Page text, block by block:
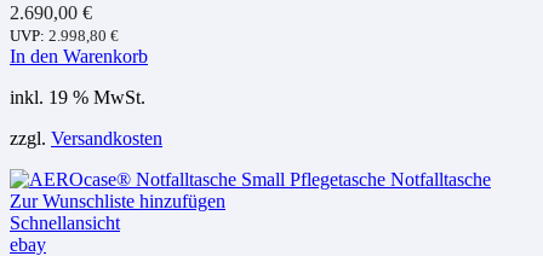
2.690,00 €
UVP: 2.998,80 €
In den Warenkorb
inkl. 19 % MwSt.
zzgl. Versandkosten
Zur Wunschliste hinzufügen
Schnellansicht
ebay